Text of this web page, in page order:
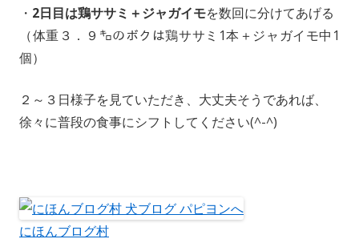
・ 2日目は鶏ササミ＋ジャガイモを数回に分けてあげる
（体重３．９㌔のボクは鶏ササミ1本＋ジャガイモ中1
個）
２～３日様子を見ていただき、大丈夫そうであれば、
徐々に普段の食事にシフトしてください(^-^)
にほんブログ村